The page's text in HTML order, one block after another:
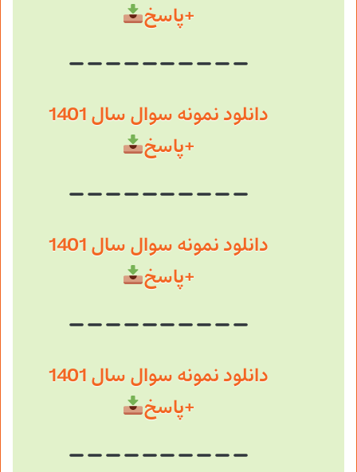
+پاسخ
دانلود نمونه سوال سال 1401
+پاسخ
دانلود نمونه سوال سال 1401
+پاسخ
دانلود نمونه سوال سال 1401
+پاسخ